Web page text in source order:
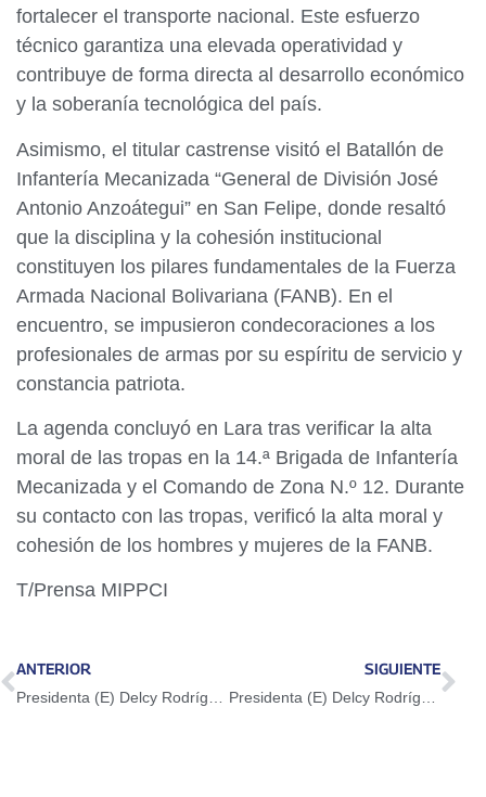
fortalecer el transporte nacional. Este esfuerzo
técnico garantiza una elevada operatividad y
contribuye de forma directa al desarrollo económico
y la soberanía tecnológica del país.
Asimismo, el titular castrense visitó el Batallón de
Infantería Mecanizada “General de División José
Antonio Anzoátegui” en San Felipe, donde resaltó
que la disciplina y la cohesión institucional
constituyen los pilares fundamentales de la Fuerza
Armada Nacional Bolivariana (FANB). En el
encuentro, se impusieron condecoraciones a los
profesionales de armas por su espíritu de servicio y
constancia patriota.
La agenda concluyó en Lara tras verificar la alta
moral de las tropas en la 14.ª Brigada de Infantería
Mecanizada y el Comando de Zona N.º 12. Durante
su contacto con las tropas, verificó la alta moral y
cohesión de los hombres y mujeres de la FANB.
T/Prensa MIPPCI
ANTERIOR SIGUIENTE